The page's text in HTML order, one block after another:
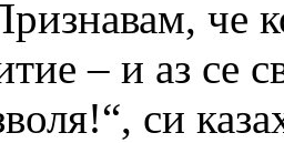
че
– и аз се
си